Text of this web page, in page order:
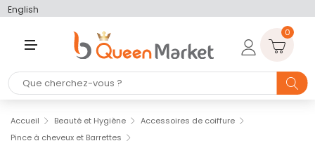
English
U
0
Accueil Beauté et Hygiène
Accessoires de coiffure
Pince à cheveux et Barrettes